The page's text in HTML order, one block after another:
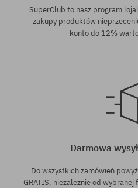
SuperClub to nasz program
zakupy produktów
konto do 12%
Darmowa
Do wszystkich zamówień
GRATIS, niezależnie od